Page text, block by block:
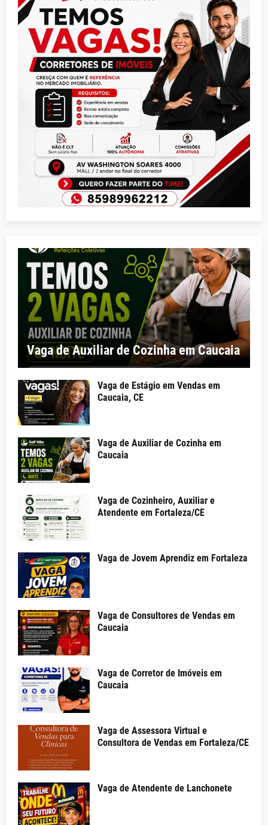
Vaga de Auxiliar de Cozinha em Caucaia
Vaga de Estágio em Vendas em
Caucaia, CE
Vaga de Auxiliar de Cozinha em
Caucaia
Vaga de Cozinheiro, Auxiliar e
Atendente em Fortaleza/CE
Vaga de Jovem Aprendiz em Fortaleza
Vaga de Consultores de Vendas em
Caucaia
Vaga de Corretor de Imóveis em
Caucaia
Vaga de Assessora Virtual e
Consultora de Vendas em Fortaleza/CE
Vaga de Atendente de Lanchonete